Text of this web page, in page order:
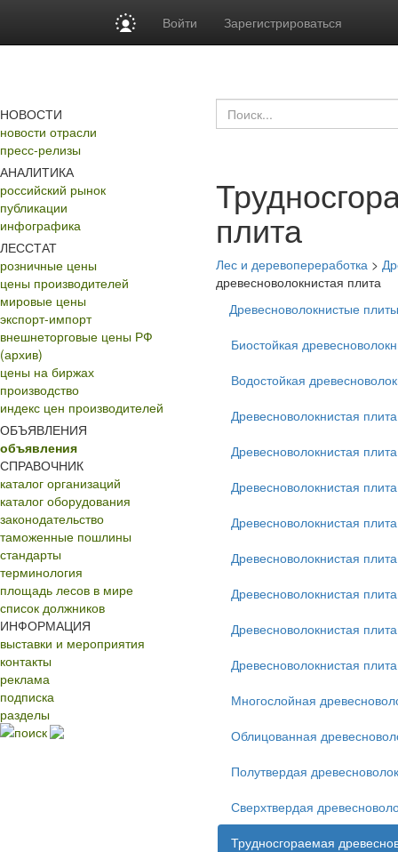
Войти Зарегистрироваться
НОВОСТИ
новости отрасли
пресс-релизы
АНАЛИТИКА
российский рынок
публикации
инфографика
ЛЕССТАТ
розничные цены
цены производителей
мировые цены
экспорт-импорт
внешнеторговые цены РФ
(архив)
цены на биржах
производство
индекс цен производителей
ОБЪЯВЛЕНИЯ
объявления
СПРАВОЧНИК
каталог организаций
каталог оборудования
законодательство
таможенные пошлины
стандарты
терминология
площадь лесов в мире
список должников
ИНФОРМАЦИЯ
выставки и мероприятия
контакты
реклама
подписка
разделы
поиск
плита
Лес и деревопереработка >
древесноволокнистая плита
Древесноволокнистые
Биостойкая
Водостойкая
Древесноволокнистая
Древесноволокнистая
Древесноволокнистая
Древесноволокнистая
Древесноволокнистая
Древесноволокнистая
Древесноволокнистая
Древесноволокнистая
Многослойная
Облицованная
Полутвердая
Сверхтвердая
Трудносгораемая